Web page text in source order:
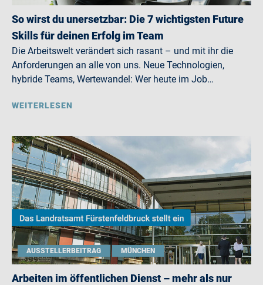
So wirst du unersetzbar: Die 7 wichtigsten Future
Skills für deinen Erfolg im Team
Die Arbeitswelt verändert sich rasant – und mit ihr die
Anforderungen an alle von uns. Neue Technologien,
hybride Teams, Wertewandel: Wer heute im Job…
WEITERLESEN
AUSSTELLERBEITRAG MÜNCHEN
Arbeiten im öffentlichen Dienst – mehr als nur